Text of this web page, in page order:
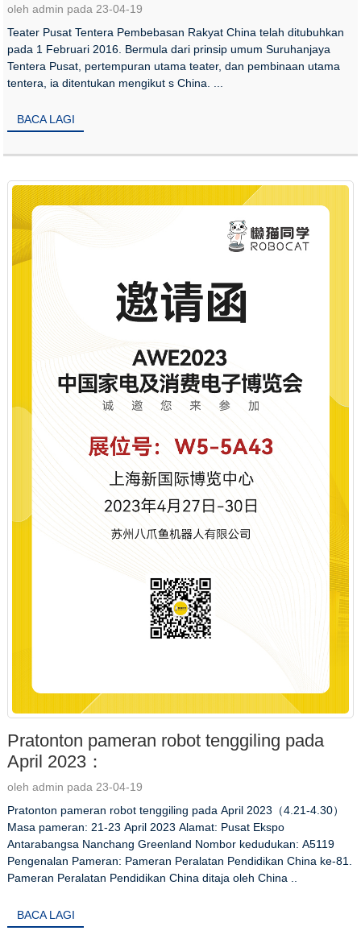
oleh admin pada 23-04-19
Teater Pusat Tentera Pembebasan Rakyat China telah ditubuhkan
pada 1 Februari 2016. Bermula dari prinsip umum Suruhanjaya
Tentera Pusat, pertempuran utama teater, dan pembinaan utama
tentera, ia ditentukan mengikut s China. ...
BACA LAGI
Pratonton pameran robot tenggiling pada
April 2023：
oleh admin pada 23-04-19
Pratonton pameran robot tenggiling pada April 2023（4.21-4.30）
Masa pameran: 21-23 April 2023 Alamat: Pusat Ekspo
Antarabangsa Nanchang Greenland Nombor kedudukan: A5119
Pengenalan Pameran: Pameran Peralatan Pendidikan China ke-81.
Pameran Peralatan Pendidikan China ditaja oleh China ..
BACA LAGI